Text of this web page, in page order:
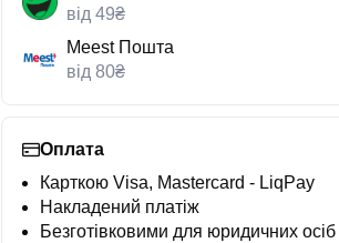
від 49₴
Meest Пошта
від 80₴
Оплата
Карткою Visa, Mastercard - LiqPay
Накладений платіж
Безготівковими для юридичних осіб